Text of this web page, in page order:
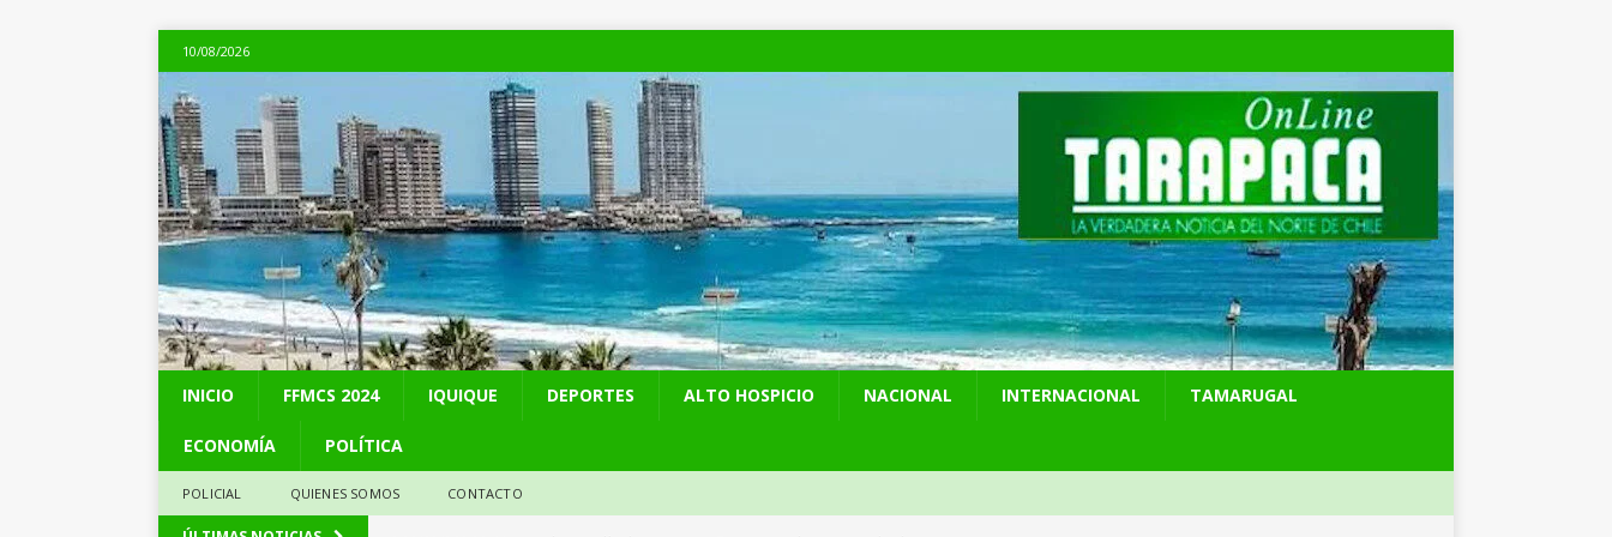
10/08/2026
INICIO FFMCS 2024 IQUIQUE DEPORTES ALTO HOSPICIO NACIONAL INTERNACIONAL TAMARUGAL
ECONOMÍA POLÍTICA
POLICIAL QUIENES SOMOS CONTACTO